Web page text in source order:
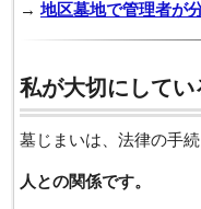
→地区墓地で管理者が
私が大切にしてい
墓じまいは、法律の手
人との関係です。